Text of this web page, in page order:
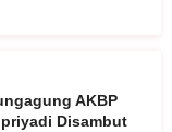
AKBP
Disambut